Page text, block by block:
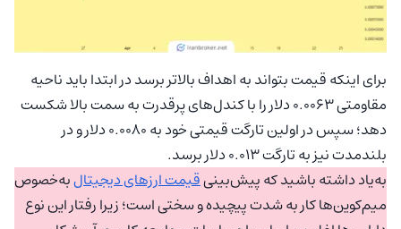
برای اینکه قیمت بتواند به اهداف بالاتر برسد در ابتدا باید ناحیه
مقاومتی ۰.۰۰۶۳ دلار را با کندل‌های پرقدرت به سمت بالا شکست
دهد؛ سپس در اولین تارگت قیمتی خود به ۰.۰۰۸۰ دلار و در
بلندمدت نیز به تارگت ۰.۰۱۳ دلار برسد.
به‌یاد داشته باشید که پیش‌بینیقیمت ارزهای دیجیتالبه‌خصوص
میم‌کوین‌ها کار به شدت پیچیده و سختی است؛ زیرا رفتار این نوع